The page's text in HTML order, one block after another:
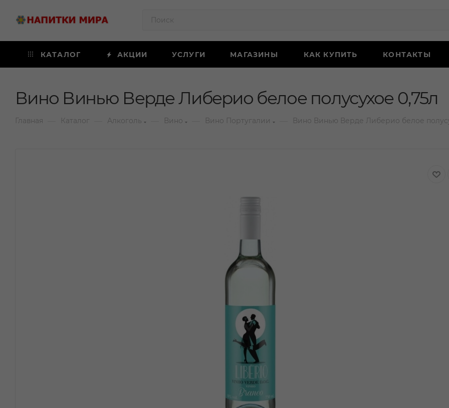
КАТАЛОГ АКЦИИ УСЛУГИ МАГАЗИНЫ КАК КУПИТЬ КОНТАКТЫ
Вино Винью Верде Либерио белое полусухое 0,75л
Главная Каталог Алкоголь Вино Вино Португалии Вино Винью Верде Либерио белое